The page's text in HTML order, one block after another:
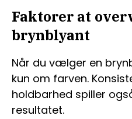
Faktorer at
brynblyant
Når du vælger en
kun om farven.
holdbarhed spiller
resultatet.